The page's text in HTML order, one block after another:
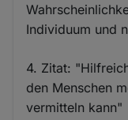
Individuum und
4. Zitat:
den Menschen
vermitteln kann"